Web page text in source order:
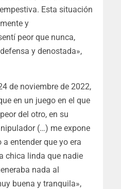
Esta situación
y
peor que nunca,
y denostada»,
de noviembre de 2022,
en un juego en el que
del otro, en su
(…) me expone
entender que yo era
chica linda que nadie
nada al
buena y tranquila»,